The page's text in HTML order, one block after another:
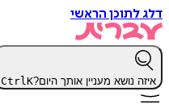
דלג לתוכן הראשי
איזה נושא מעניין אותך היום? CtrlK